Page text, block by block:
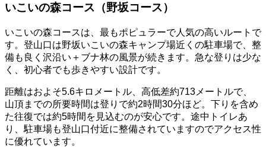
いこいの森コース（野坂コース）
いこいの森コースは、最もポピュラーで人気の高いルートで
す。登山口は野坂いこいの森キャンプ場近くの駐車場で、整
備も良く沢沿い＋ブナ林の風景が続きます。急な登りは少な
く、初心者でも歩きやすい設計です。
距離はおよそ5.6キロメートル、高低差約713メートルで、
山頂までの所要時間は登りで約2時間30分ほど。下りを含め
た往復では約5時間を見込むのが安心です。途中トイレあ
り、駐車場も登山口付近に整備されていますのでアクセス性
に優れています。